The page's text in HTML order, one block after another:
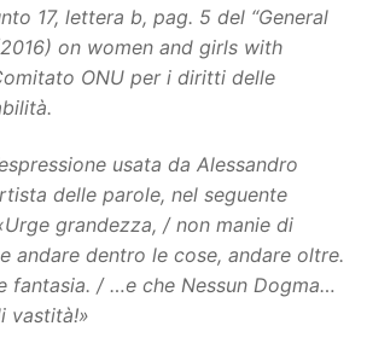
17, lettera b, pag. 5 del “General
on women and girls with
ONU per i diritti delle
usata da Alessandro
delle parole, nel seguente
grandezza, / non manie di
andare dentro le cose, andare oltre.
fantasia. / …e che Nessun Dogma…
vastità!»